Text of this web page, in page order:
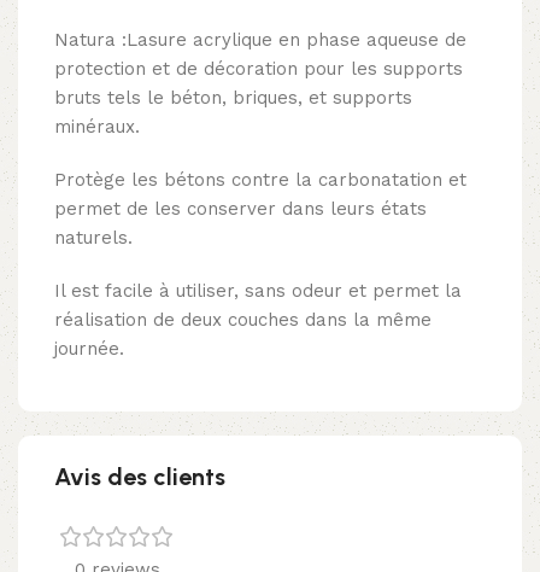
Natura :Lasure acrylique en phase aqueuse de
protection et de décoration pour les supports
bruts tels le béton, briques, et supports
minéraux.
Protège les bétons contre la carbonatation et
permet de les conserver dans leurs états
naturels.
Il est facile à utiliser, sans odeur et permet la
réalisation de deux couches dans la même
journée.
Avis des clients